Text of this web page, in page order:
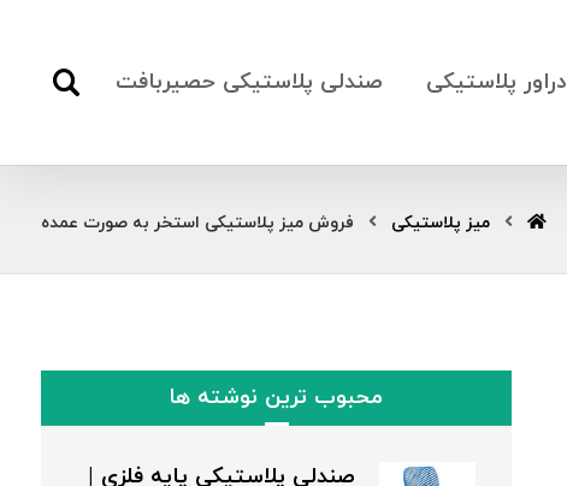
دراور پلاستیکی صندلی پلاستیکی حصیربافت
میز پلاستیکی فروش میز پلاستیکی استخر به صورت عمده
محبوب ترین نوشته ها
صندلی پلاستیکی پایه فلزی |